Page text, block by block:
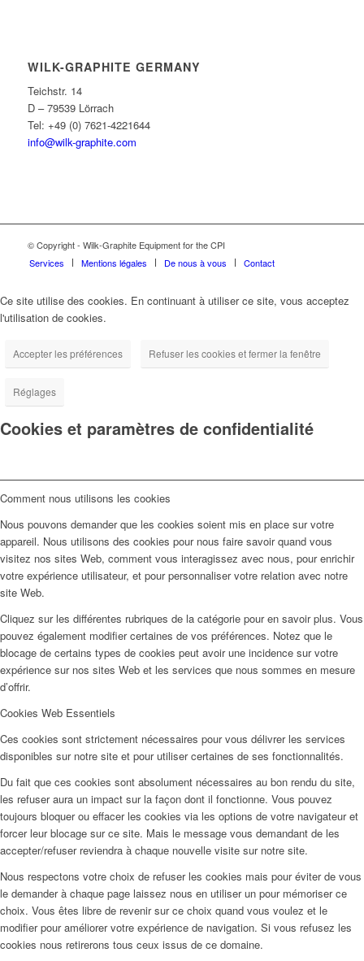
WILK-GRAPHITE GERMANY
Teichstr. 14
D – 79539 Lörrach
Tel: +49 (0) 7621-4221644
info@wilk-graphite.com
© Copyright - Wilk-Graphite Equipment for the CPI
Services
Mentions légales De nous à vous Contact
Ce site utilise des cookies. En continuant à utiliser ce site, vous acceptez
l'utilisation de cookies.
Accepter les préférences Refuser les cookies et fermer la fenêtre
Réglages
Cookies et paramètres de confidentialité
Comment nous utilisons les cookies
Nous pouvons demander que les cookies soient mis en place sur votre
appareil. Nous utilisons des cookies pour nous faire savoir quand vous
visitez nos sites Web, comment vous interagissez avec nous, pour enrichir
votre expérience utilisateur, et pour personnaliser votre relation avec notre
site Web.
Cliquez sur les différentes rubriques de la catégorie pour en savoir plus. Vous
pouvez également modifier certaines de vos préférences. Notez que le
blocage de certains types de cookies peut avoir une incidence sur votre
expérience sur nos sites Web et les services que nous sommes en mesure
d’offrir.
Cookies Web Essentiels
Ces cookies sont strictement nécessaires pour vous délivrer les services
disponibles sur notre site et pour utiliser certaines de ses fonctionnalités.
Du fait que ces cookies sont absolument nécessaires au bon rendu du site,
les refuser aura un impact sur la façon dont il fonctionne. Vous pouvez
toujours bloquer ou effacer les cookies via les options de votre navigateur et
forcer leur blocage sur ce site. Mais le message vous demandant de les
accepter/refuser reviendra à chaque nouvelle visite sur notre site.
Nous respectons votre choix de refuser les cookies mais pour éviter de vous
le demander à chaque page laissez nous en utiliser un pour mémoriser ce
choix. Vous êtes libre de revenir sur ce choix quand vous voulez et le
modifier pour améliorer votre expérience de navigation. Si vous refusez les
cookies nous retirerons tous ceux issus de ce domaine.